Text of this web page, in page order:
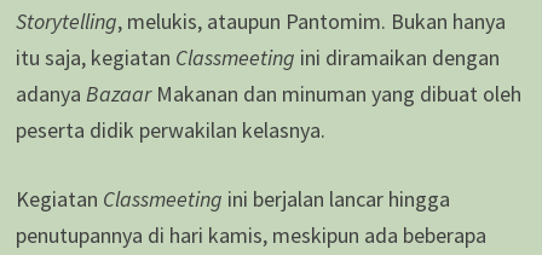
Storytelling, melukis, ataupun Pantomim. Bukan hanya
itu saja, kegiatan Classmeeting ini diramaikan dengan
adanya BazaarMakanan dan minuman yang dibuat oleh
peserta didik perwakilan kelasnya.
Kegiatan Classmeeting ini berjalan lancar hingga
penutupannya di hari kamis, meskipun ada beberapa